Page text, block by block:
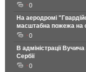
0
На аеродромі
масштабна пожежа на
0
В адміністрації
Сербії
0